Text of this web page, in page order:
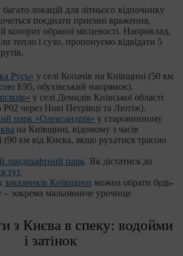
локацій для літнього відпочинку
поєднати приємні враження,
колорит обраної місцевості. Наприклад,
тепло і сухо, пропонуємо відвідати 5
Русь» у селі Копачів на Київщині (50 км
Е95, обухівський напрямок).
у селі Демидів Київської області
через Нові Петрівці та Лютіж).
парк «Олександрія» у старовинному
на Київщині, відомому з часів
(90 км від Києва, якщо рухатися трасою
ландшафтний парк. Як дістатися до
тут.
заказників Київщини можна обрати будь-
– зокрема мальовниче урочище
з Києва в спеку: водойми
і затінок